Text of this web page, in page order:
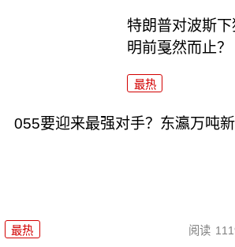
特朗普对波斯
明前戛然而止？
最热
055要迎来最强对手？东瀛万吨新
最热 阅读